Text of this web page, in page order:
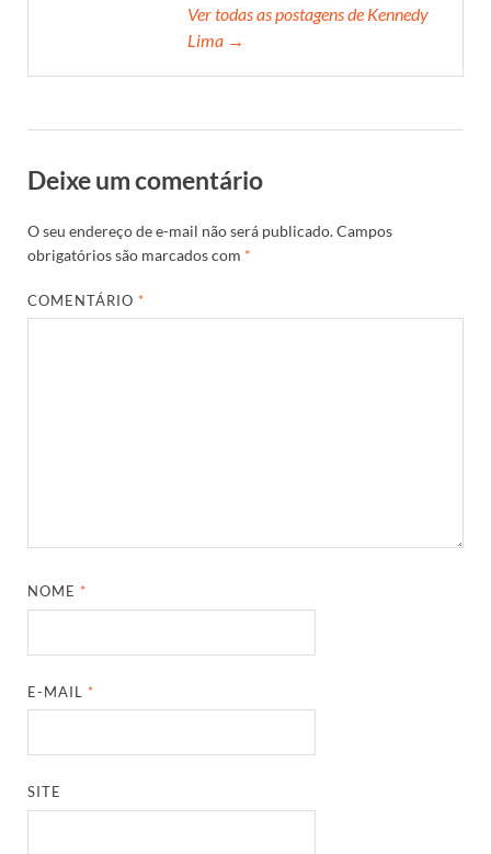
Ver todas as postagens de Kennedy
Lima →
Deixe um comentário
O seu endereço de e-mail não será publicado.Campos
obrigatórios são marcados com *
COMENTÁRIO*
NOME*
E-MAIL*
SITE